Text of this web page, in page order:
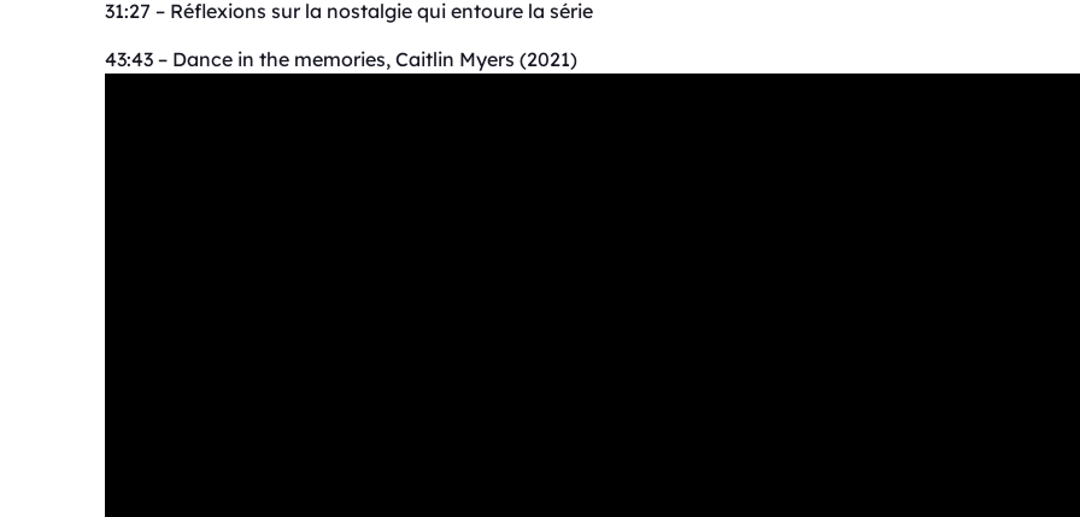
31:27 – Réflexions sur la nostalgie qui entoure la série
43:43 – Dance in the memories, Caitlin Myers (2021)